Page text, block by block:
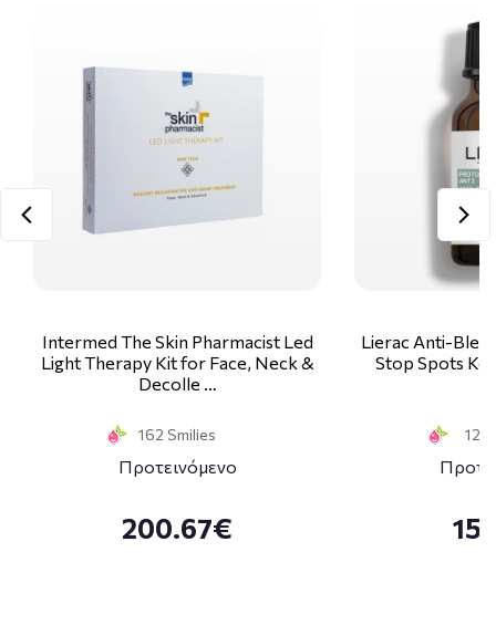
Intermed The Skin Pharmacist Led
Light Therapy Kit for Face, Neck &
Decolle …
162 Smilies
Προτεινόμενο
200.67€
Lierac Anti-
Stop Spots
12